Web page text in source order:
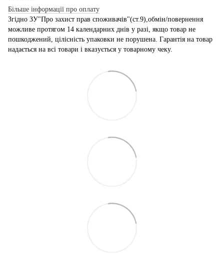
Більше інформації про оплату
Згідно ЗУ"Про захист прав споживачів"(ст.9),обмін/повернення
можливе протягом 14 календарних днів у разі, якщо товар не
пошкоджений, цілісність упаковки не порушена. Гарантія на товар
надається на всі товари і вказується у товарному чеку.